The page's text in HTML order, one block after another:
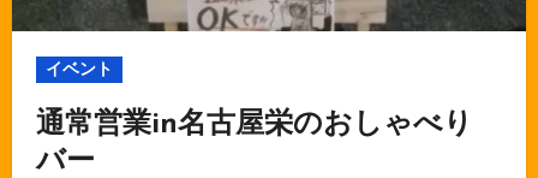
イベント
通常営業in名古屋栄のおしゃべり
バー